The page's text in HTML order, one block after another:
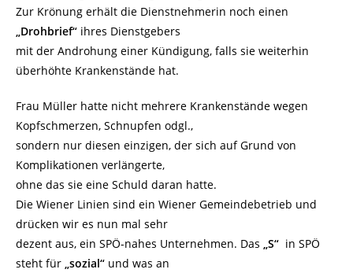
Zur Krönung erhält die Dienstnehmerin noch einen
„Drohbrief“ ihres Dienstgebers
mit der Androhung einer Kündigung, falls sie weiterhin
überhöhte Krankenstände hat.
Frau Müller hatte nicht mehrere Krankenstände wegen
Kopfschmerzen, Schnupfen odgl.,
sondern nur diesen einzigen, der sich auf Grund von
Komplikationen verlängerte,
ohne das sie eine Schuld daran hatte.
Die Wiener Linien sind ein Wiener Gemeindebetrieb und
drücken wir es nun mal sehr
dezent aus, ein SPÖ-nahes Unternehmen. Das „S“ in SPÖ
steht für „sozial“ und was an